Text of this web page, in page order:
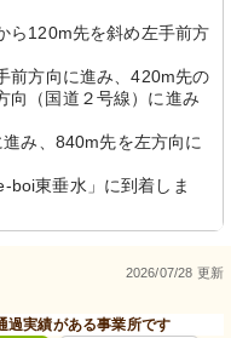
ら120m先を斜め左手前方
前方向に進み、420m先の
向（国道２号線）に進み
み、840m先を左方向に
boi東垂水」に到着しま
2026/07/28 更新
過実績がある事業所です